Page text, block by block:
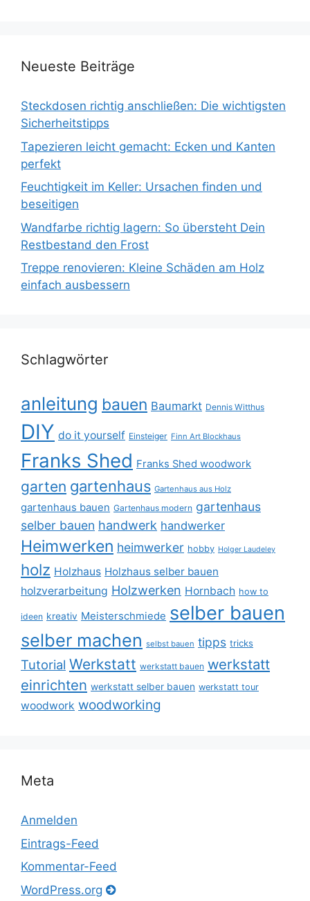
Neueste Beiträge
Steckdosen richtig anschließen: Die wichtigsten
Sicherheitstipps
Tapezieren leicht gemacht: Ecken und Kanten
perfekt
Feuchtigkeit im Keller: Ursachen finden und
beseitigen
Wandfarbe richtig lagern: So übersteht Dein
Restbestand den Frost
Treppe renovieren: Kleine Schäden am Holz
einfach ausbessern
Schlagwörter
anleitung bauen Baumarkt Dennis Witthus
DIY do it yourself Einsteiger Finn Art Blockhaus
Franks Shed Franks Shed woodwork
garten gartenhaus Gartenhaus aus Holz
gartenhaus bauen Gartenhaus modern gartenhaus
selber bauen handwerk handwerker
Heimwerken heimwerker hobby Holger Laudeley
holz Holzhaus Holzhaus selber bauen
holzverarbeitung Holzwerken Hornbach how to
ideen kreativ Meisterschmiede selber bauen
selber machen selbst bauen tipps tricks
Tutorial Werkstatt werkstatt bauen werkstatt
einrichten werkstatt selber bauen werkstatt tour
woodwork woodworking
Meta
Anmelden
Eintrags-Feed
Kommentar-Feed
WordPress.org